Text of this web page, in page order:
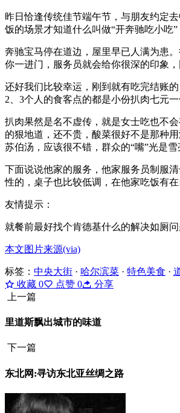
昨日恰逢传统佳节端午节，与朋友约定
饭的场景才知道什么叫做“开奔驰吃小吃”
奔驰宝马停在道边，屋里早已人满为患
你一进门，服务员就会给你很深的印象
还好我们比较幸运，刚到就有吃完结账
2、3个人的食客点的都是小份扒肉七元
扒肉果然是名不虚传，就是女士吃也不
的狠地道，还不贵，酸菜很好不是那种
苏伯汤，应该很不错，群众的“嘴”光是雪
下面说说他家的服务，他家服务员制服
性的，桌子也比较低调，在他家吃饭有
友情提示：
就餐前最好找个肯德基什么的解决如厕
本文图片来源(via)
标签： 中央大街 · 哈尔滨菜 · 特色美食 ·
收藏 0 点赞 0
分享
上一篇
里道斯飘出城市的味道
下一篇
东北网:寻访东北亚丝绸之路